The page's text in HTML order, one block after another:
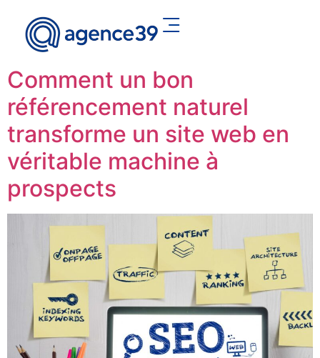
Comment un bon
référencement naturel
transforme un site web en
véritable machine à
prospects